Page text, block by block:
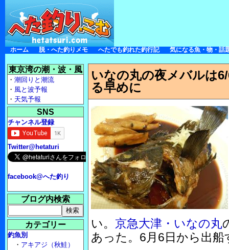
ホーム 脱・へた釣りメモ へたでも釣れた釣行記 気になる魚・物・話
いなの丸の夜メバルは
る早めに
い。 京急大津・いなの丸
あった。6月6日から出船
東京湾の潮・波・風
・ 潮回りと潮流
・ 風と波予報
・ 天気予報
SNS
チャンネル登録
Twitter@hetaturi
facebook@へた釣り
ブログ内検索
カテゴリー
釣魚別
・ アキアジ（秋鮭）